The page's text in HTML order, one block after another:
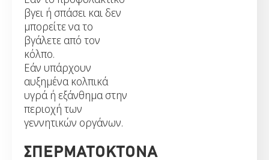
βγει ή σπάσει και δεν
μπορείτε να το
βγάλετε από τον
κόλπο.
Εάν υπάρχουν
αυξημένα κολπικά
υγρά ή εξάνθημα στην
περιοχή των
γεννητικών οργάνων.
ΣΠΕΡΜΑΤΟΚΤΟΝΑ